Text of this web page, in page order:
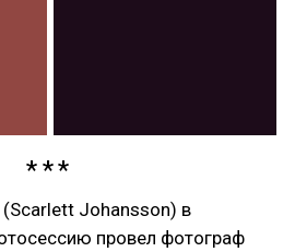
Johansson) в
провел фотограф